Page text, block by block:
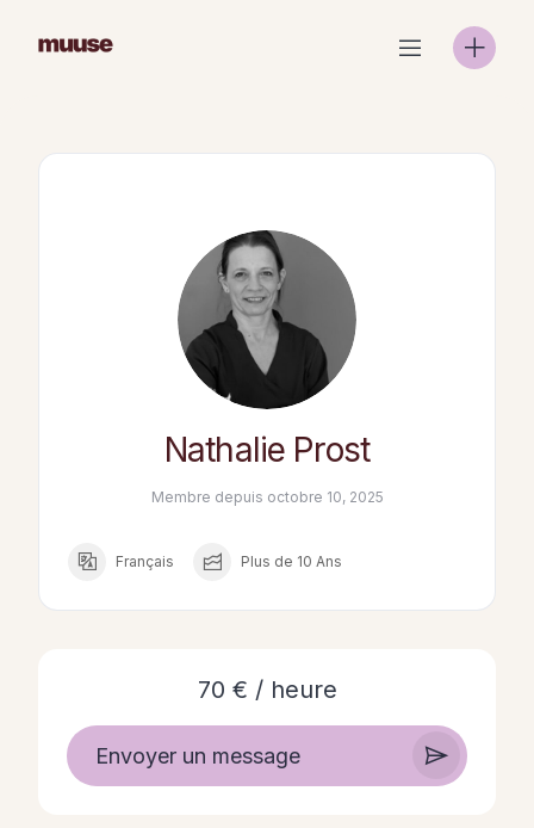
Nathalie Prost
Membre depuis octobre 10, 2025
Français Plus de 10 Ans
70 € / heure
Envoyer un message